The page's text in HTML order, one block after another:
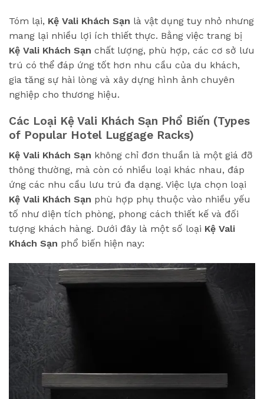
Tóm lại, Kệ Vali Khách Sạn là vật dụng tuy nhỏ nhưng
mang lại nhiều lợi ích thiết thực. Bằng việc trang bị
Kệ Vali Khách Sạn chất lượng, phù hợp, các cơ sở lưu
trú có thể đáp ứng tốt hơn nhu cầu của du khách,
gia tăng sự hài lòng và xây dựng hình ảnh chuyên
nghiệp cho thương hiệu.
Các Loại Kệ Vali Khách Sạn Phổ Biến (Types
of Popular Hotel Luggage Racks)
Kệ Vali Khách Sạn không chỉ đơn thuần là một giá đỡ
thông thường, mà còn có nhiều loại khác nhau, đáp
ứng các nhu cầu lưu trú đa dạng. Việc lựa chọn loại
Kệ Vali Khách Sạn phù hợp phụ thuộc vào nhiều yếu
tố như diện tích phòng, phong cách thiết kế và đối
tượng khách hàng. Dưới đây là một số loại Kệ Vali
Khách Sạn phổ biến hiện nay: